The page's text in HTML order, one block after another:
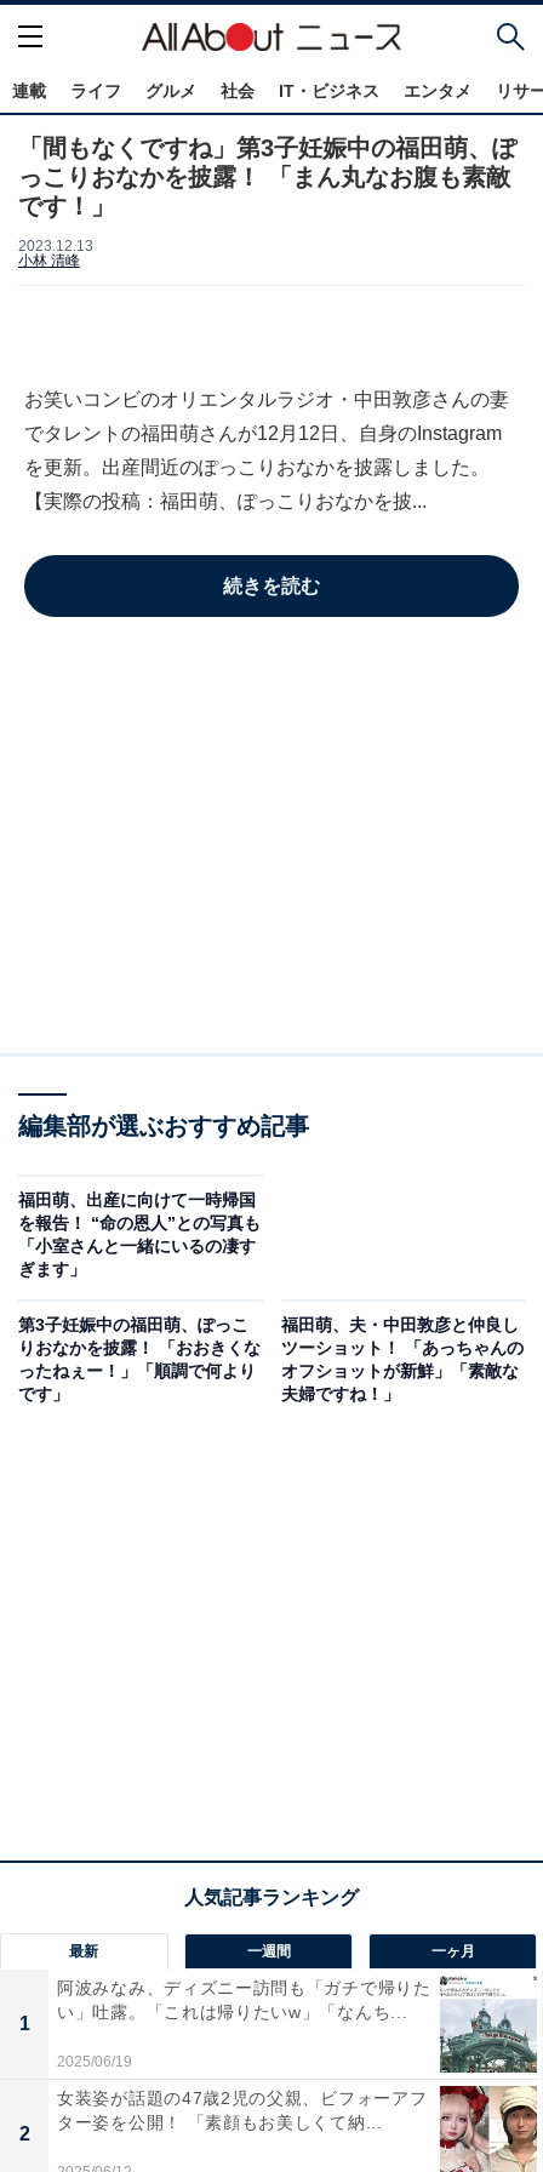
連載 ライフ グルメ 社会 IT・ビジネス エンタメ リサ
「間もなくですね」第3子妊娠中の福田萌、ぽ
っこりおなかを披露！ 「まん丸なお腹も素敵
です！」
2023.12.13
小林 清峰
お笑いコンビのオリエンタルラジオ・中田敦彦さんの妻
でタレントの福田萌さんが12月12日、自身のInstagram
を更新。出産間近のぽっこりおなかを披露しました。
【実際の投稿：福田萌、ぽっこりおなかを披...
続きを読む
編集部が選ぶおすすめ記事
福田萌、出産に向けて一時帰国
を報告！ “命の恩人”との写真も
「小室さんと一緒にいるの凄す
ぎます」
第3子妊娠中の福田萌、ぽっこ
りおなかを披露！ 「おおきくな
ったねぇー！」「順調で何より
です」
福田萌、夫・中田敦彦と仲良し
ツーショット！ 「あっちゃんの
オフショットが新鮮」「素敵な
夫婦ですね！」
最新 一週間 一ヶ月
1
阿波みなみ、ディズニー訪問も「ガチで帰りた
い」吐露。「これは帰りたいw」「なんち...
2025/06/19
2
女装姿が話題の47歳2児の父親、ビフォーアフ
ター姿を公開！ 「素顔もお美しくて納...